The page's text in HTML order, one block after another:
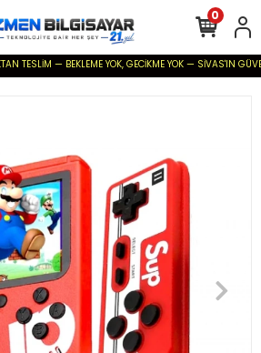
— BEKLEME YOK, GECİKME YOK — SİVAS'IN
0